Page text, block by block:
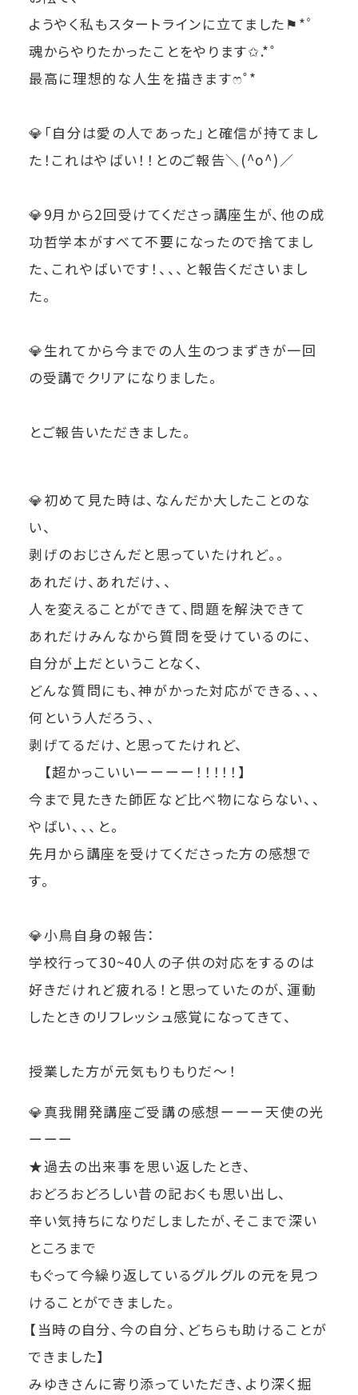
ようやく私もスタートラインに立てました⚑*ﾟ
魂からやりたかったことをやります✩.*˚
最高に理想的な人生を描きますෆ˚*
💎「自分は愛の人であった」と確信が持てまし
た！これはやばい！！とのご報告＼(^o^)／
💎9月から2回受けてくださっ講座生が、他の成
功哲学本がすべて不要になったので捨てまし
た、これやばいです！、、、と報告くださいまし
た。
💎生れてから今までの人生のつまずきが一回
の受講でクリアになりました。
とご報告いただきました。
💎初めて見た時は、なんだか大したことのな
い、
剥げのおじさんだと思っていたけれど。。
あれだけ、あれだけ、、
人を変えることができて、問題を解決できて
あれだけみんなから質問を受けているのに、
自分が上だということなく、
どんな質問にも、神がかった対応ができる、、、
何という人だろう、、
剥げてるだけ、と思ってたけれど、
【超かっこいいーーーー！！！！！】
今まで見たきた師匠など比べ物にならない、、
やばい、、、と。
先月から講座を受けてくださった方の感想で
す。
💎小鳥自身の報告：
学校行って30~40人の子供の対応をするのは
好きだけれど疲れる！と思っていたのが、運動
したときのリフレッシュ感覚になってきて、
授業した方が元気もりもりだ～！
💎真我開発講座ご受講の感想ーーー天使の光
ーーー
★過去の出来事を思い返したとき、
おどろおどろしい昔の記おくも思い出し、
辛い気持ちになりだしましたが、そこまで深い
ところまで
もぐって今繰り返しているグルグルの元を見つ
けることができました。
【当時の自分、今の自分、どちらも助けることが
できました】
みゆきさんに寄り添っていただき、より深く掘